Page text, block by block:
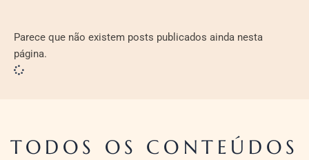
Parece que não existem posts publicados ainda nesta
página.
TODOS OS CONTEÚDOS